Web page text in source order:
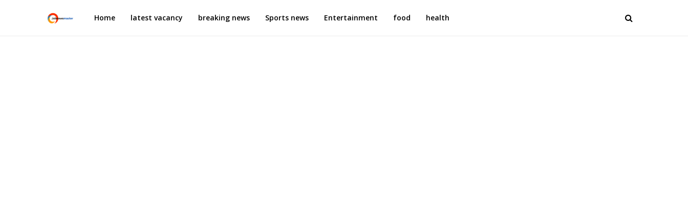
Home latest vacancy breaking news Sports news Entertainment food health